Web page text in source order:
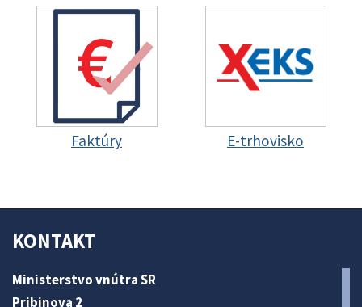
Faktúry E-trhovisko
KONTAKT
Ministerstvo vnútra SR
Pribinova 2